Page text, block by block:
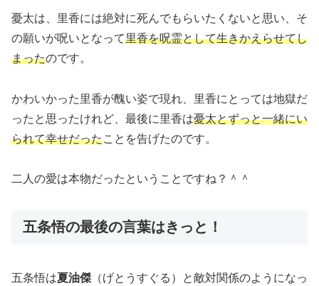
憂太は、里香には絶対に死んでもらいたくないと思い、そ
の願いが呪いとなって里香を呪霊として生きかえらせてし
まったのです。
かわいかった里香が醜い姿で現れ、里香にとっては地獄だ
ったと思ったけれど、最後に里香は憂太とずっと一緒にい
られて幸せだったことを告げたのです。
二人の愛は本物だったということですね？＾＾
五条悟の最後の言葉はきっと！
五条悟は夏油傑 （げとうすぐる）と敵対関係のようになっ